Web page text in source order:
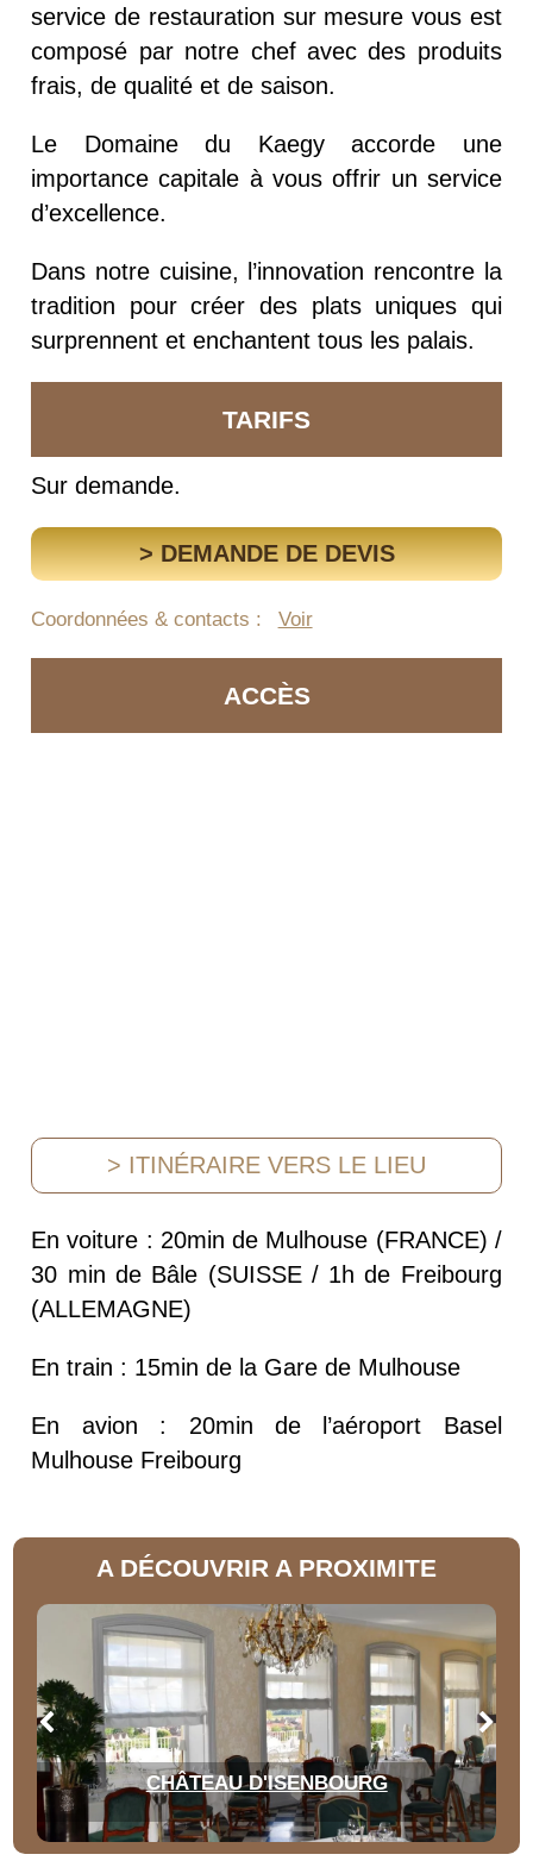
service de restauration sur mesure vous est
composé par notre chef avec des produits
frais, de qualité et de saison.
Le Domaine du Kaegy accorde une
importance capitale à vous offrir un service
d’excellence.
Dans notre cuisine, l’innovation rencontre la
tradition pour créer des plats uniques qui
surprennent et enchantent tous les palais.
TARIFS
Sur demande.
> DEMANDE DE DEVIS
Coordonnées & contacts : Voir
ACCÈS
> ITINÉRAIRE VERS LE LIEU
En voiture : 20min de Mulhouse (FRANCE) /
30 min de Bâle (SUISSE / 1h de Freibourg
(ALLEMAGNE)
En train : 15min de la Gare de Mulhouse
En avion : 20min de l’aéroport Basel
Mulhouse Freibourg
A DÉCOUVRIR A PROXIMITE
CHÂTEAU D'ISENBOURG